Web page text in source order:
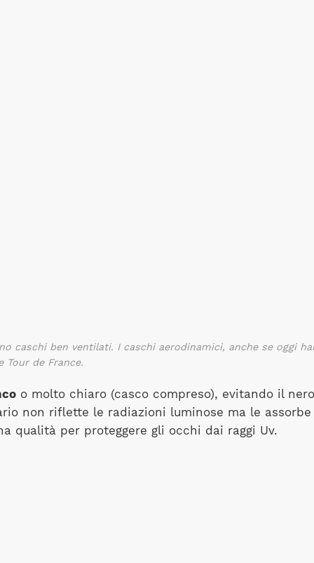
caschi ben ventilati. I caschi aerodinamici, anche se oggi
de France.
o molto chiaro (casco compreso), evitando il
non riflette le radiazioni luminose ma le
qualità per proteggere gli occhi dai raggi Uv.